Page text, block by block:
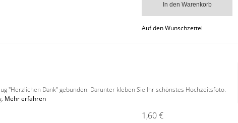
In den Warenkorb
Auf den Wunschzettel
"Herzlichen Dank" gebunden. Darunter kleben Sie Ihr schönstes Hochzeitsfoto.
Mehr erfahren
1,60 €